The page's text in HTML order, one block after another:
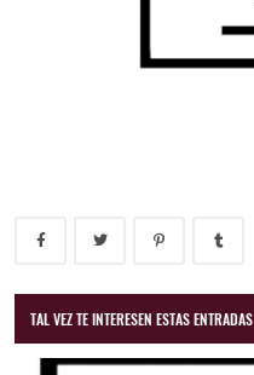
TAL VEZ TE INTERESEN ESTAS ENTRADAS